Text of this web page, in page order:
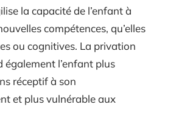
la capacité de l’enfant à
compétences, qu’elles
ou cognitives. La privation
également l’enfant plus
réceptif à son
et plus vulnérable aux